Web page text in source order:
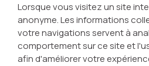
Lorsque vous visitez un site
anonyme. Les informations
votre navigations servent à
comportement sur ce site et
afin d'améliorer votre